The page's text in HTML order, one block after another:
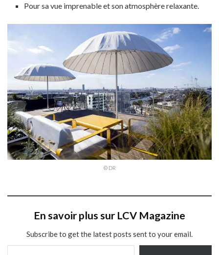
Pour sa vue imprenable et son atmosphère relaxante.
© DR
En savoir plus sur LCV Magazine
Subscribe to get the latest posts sent to your email.
Saisissez votre adresse e-mail…